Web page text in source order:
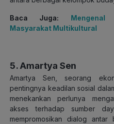
Baca Juga: Mengenal
Masyarakat Multikultural
5. Amartya Sen
Amartya Sen, seorang
pentingnya keadilan sosial
menekankan perlunya
akses terhadap sumber
mempromosikan dialog